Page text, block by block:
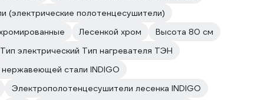
(электрические полотенцесушители)
Лесенкой хром
Высота 80 см
Тип электрический Тип нагревателя ТЭН
стали INDIGO
Электрополотенцесушители лесенка INDIGO